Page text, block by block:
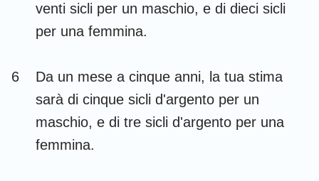
venti sicli per un maschio, e di dieci sicli
per una femmina.
6
Da un mese a cinque anni, la tua stima
sarà di cinque sicli d'argento per un
maschio, e di tre sicli d'argento per una
femmina.